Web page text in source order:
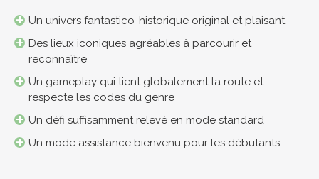
Un univers fantastico-historique original et plaisant
Des lieux iconiques agréables à parcourir et
reconnaître
Un gameplay qui tient globalement la route et
respecte les codes du genre
Un défi suffisamment relevé en mode standard
Un mode assistance bienvenu pour les débutants